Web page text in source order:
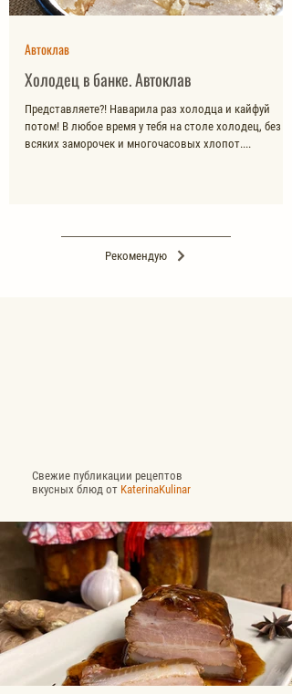
Холодец в банке. Автоклав
Представляете?! Наварила раз холодца и кайфуй
потом! В любое время у тебя на столе холодец, без
всяких заморочек и многочасовых хлопот....
Автоклав
Рекомендую
Свежие публикации рецептов
вкусных блюд от KaterinaKulinar